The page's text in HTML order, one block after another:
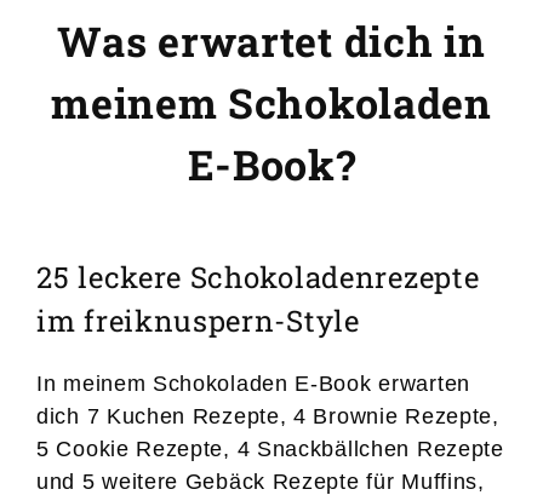
Was erwartet dich in
meinem Schokoladen
E-Book?
25 leckere Schokoladenrezepte
im freiknuspern-Style
In meinem Schokoladen E-Book erwarten
dich 7 Kuchen Rezepte, 4 Brownie Rezepte,
5 Cookie Rezepte, 4 Snackbällchen Rezepte
und 5 weitere Gebäck Rezepte für Muffins,